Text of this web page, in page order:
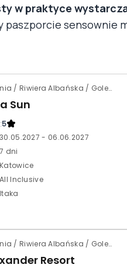
w praktyce
paszporcie sensownie
Albania / Riwiera Albańska / Golem
Sun
5
30.05.2027 - 06.06.2027
7 dni
Katowice
All Inclusive
Itaka
Albania / Riwiera Albańska / Golem
Resort